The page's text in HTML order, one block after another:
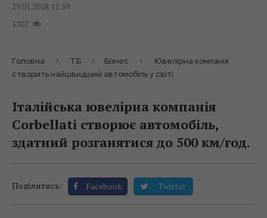
29.01.2018 11:59
5707
Головна ТБ Бізнес
Ювелірна компанія
створить найшвидший автомобіль у світі
Італійська ювелірна компанія
Corbellati створює автомобіль,
здатний розганятися до 500 км/год.
Поділитись: Facebook Twitter